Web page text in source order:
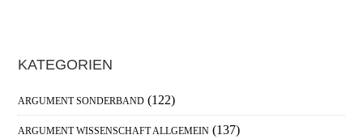
Haupt-
Sidebar
KATEGORIEN
ARGUMENT SONDERBAND (122)
ARGUMENT WISSENSCHAFT ALLGEMEIN (137)